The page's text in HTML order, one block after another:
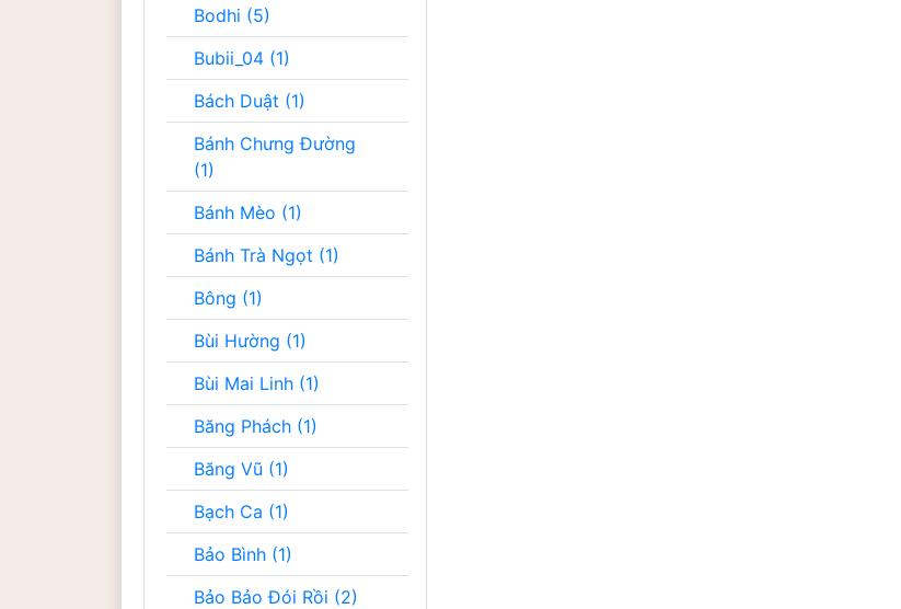
Bodhi (5)
Bubii_04 (1)
Bách Duật (1)
Bánh Chưng Đường
(1)
Bánh Mèo (1)
Bánh Trà Ngọt (1)
Bông (1)
Bùi Hường (1)
Bùi Mai Linh (1)
Băng Phách (1)
Băng Vũ (1)
Bạch Ca (1)
Bảo Bình (1)
Bảo Bảo Đói Rồi (2)